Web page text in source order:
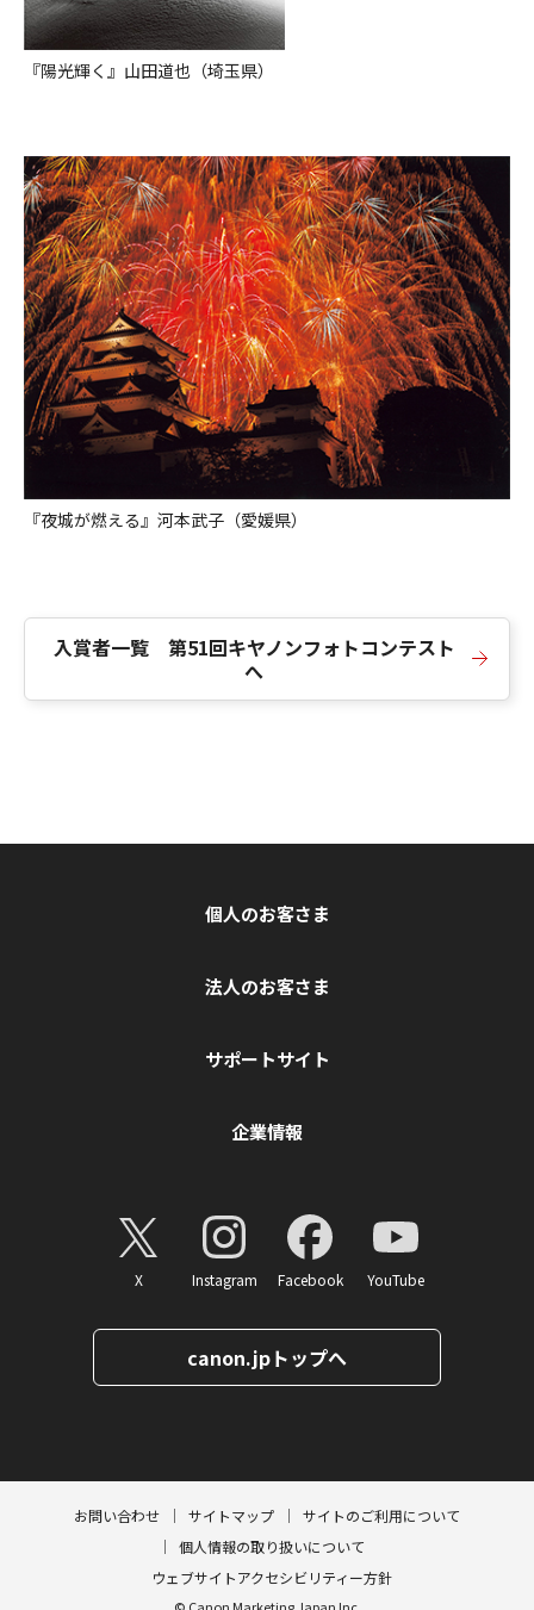
『陽光輝く』山田道也（埼玉県）
『夜城が燃える』河本武子（愛媛県）
入賞者一覧 第51回キヤノンフォトコンテスト
へ
個人のお客さま
法人のお客さま
サポートサイト
企業情報
X Instagram Facebook YouTube
canon.jpトップへ
お問い合わせ サイトマップ
サイトのご利用について
個人情報の取り扱いについて
ウェブサイトアクセシビリティー方針
© Canon Marketing Japan Inc.